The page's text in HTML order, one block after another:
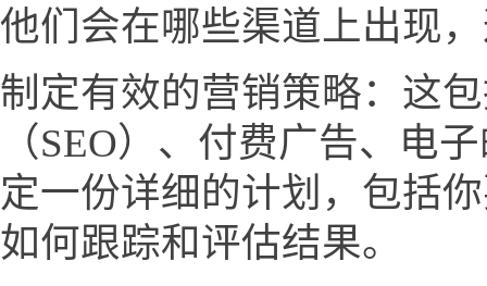
他们会在哪些渠道上出现
制定有效的营销策略：这
（SEO）、付费广告、电
定一份详细的计划，包括
如何跟踪和评估结果。